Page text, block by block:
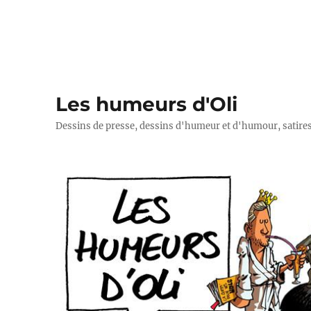
Les humeurs d'Oli
Dessins de presse, dessins d'humeur et d'humour,